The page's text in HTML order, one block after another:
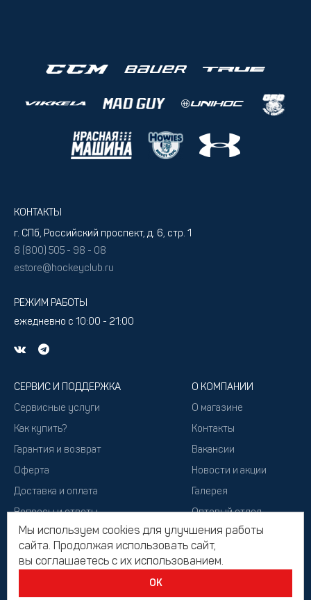
КОНТАКТЫ
г. СПб, Российский проспект, д. 6, стр. 1
8 (800) 505 - 98 - 08
estore@hockeyclub.ru
РЕЖИМ РАБОТЫ
ежедневно с 10:00 - 21:00
СЕРВИС И ПОДДЕРЖКА
Сервисные услуги
Как купить?
Гарантия и возврат
Оферта
Доставка и оплата
Вопросы и ответы
Подарочный сертификат
О КОМПАНИИ
О магазине
Контакты
Вакансии
Новости и акции
Галерея
Оптовый отдел
Мы используем cookies для улучшения работы
сайта. Продолжая использовать сайт,
вы соглашаетесь с их использованием.
ОК